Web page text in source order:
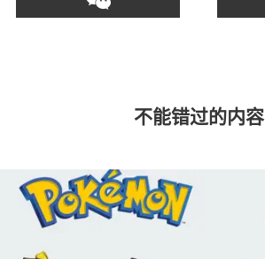
不能错过的内容